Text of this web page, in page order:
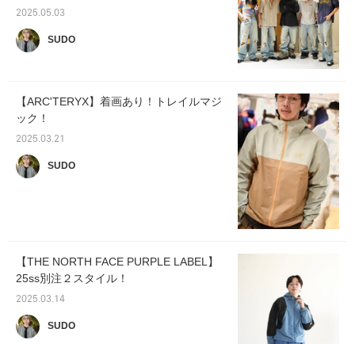
2025.05.03
SUDO
【ARC'TERYX】着画あり！トレイルマジ
ック！
2025.03.21
SUDO
【THE NORTH FACE PURPLE LABEL】
25ss別注２スタイル！
2025.03.14
SUDO